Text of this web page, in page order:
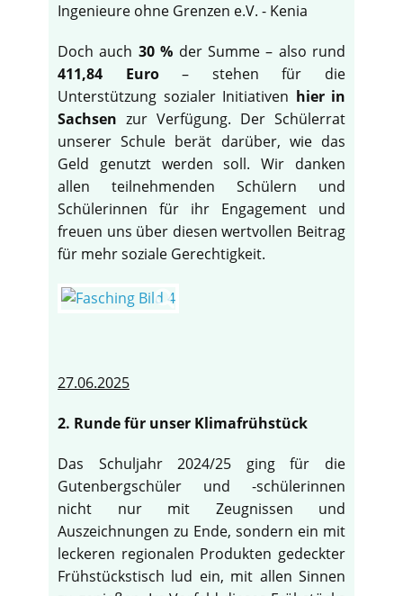
Ingenieure ohne Grenzen e.V. - Kenia
Doch auch 30 % der Summe – also rund
411,84 Euro– stehen für die
Unterstützung sozialer Initiativen hier in
Sachsen zur Verfügung. Der Schülerrat
unserer Schule berät darüber, wie das
Geld genutzt werden soll. Wir danken
allen teilnehmenden Schülern und
Schülerinnen für ihr Engagement und
freuen uns über diesen wertvollen Beitrag
für mehr soziale Gerechtigkeit.
27.06.2025
2. Runde für unser Klimafrühstück
Das Schuljahr 2024/25 ging für die
Gutenbergschüler und -schülerinnen
nicht nur mit Zeugnissen und
Auszeichnungen zu Ende, sondern ein mit
leckeren regionalen Produkten gedeckter
Frühstückstisch lud ein, mit allen Sinnen